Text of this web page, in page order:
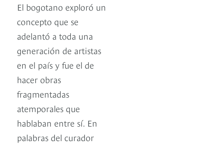
El bogotano exploró un
concepto que se
adelantó a toda una
generación de artistas
en el país y fue el de
hacer obras
fragmentadas
atemporales que
hablaban entre sí. En
palabras del curador